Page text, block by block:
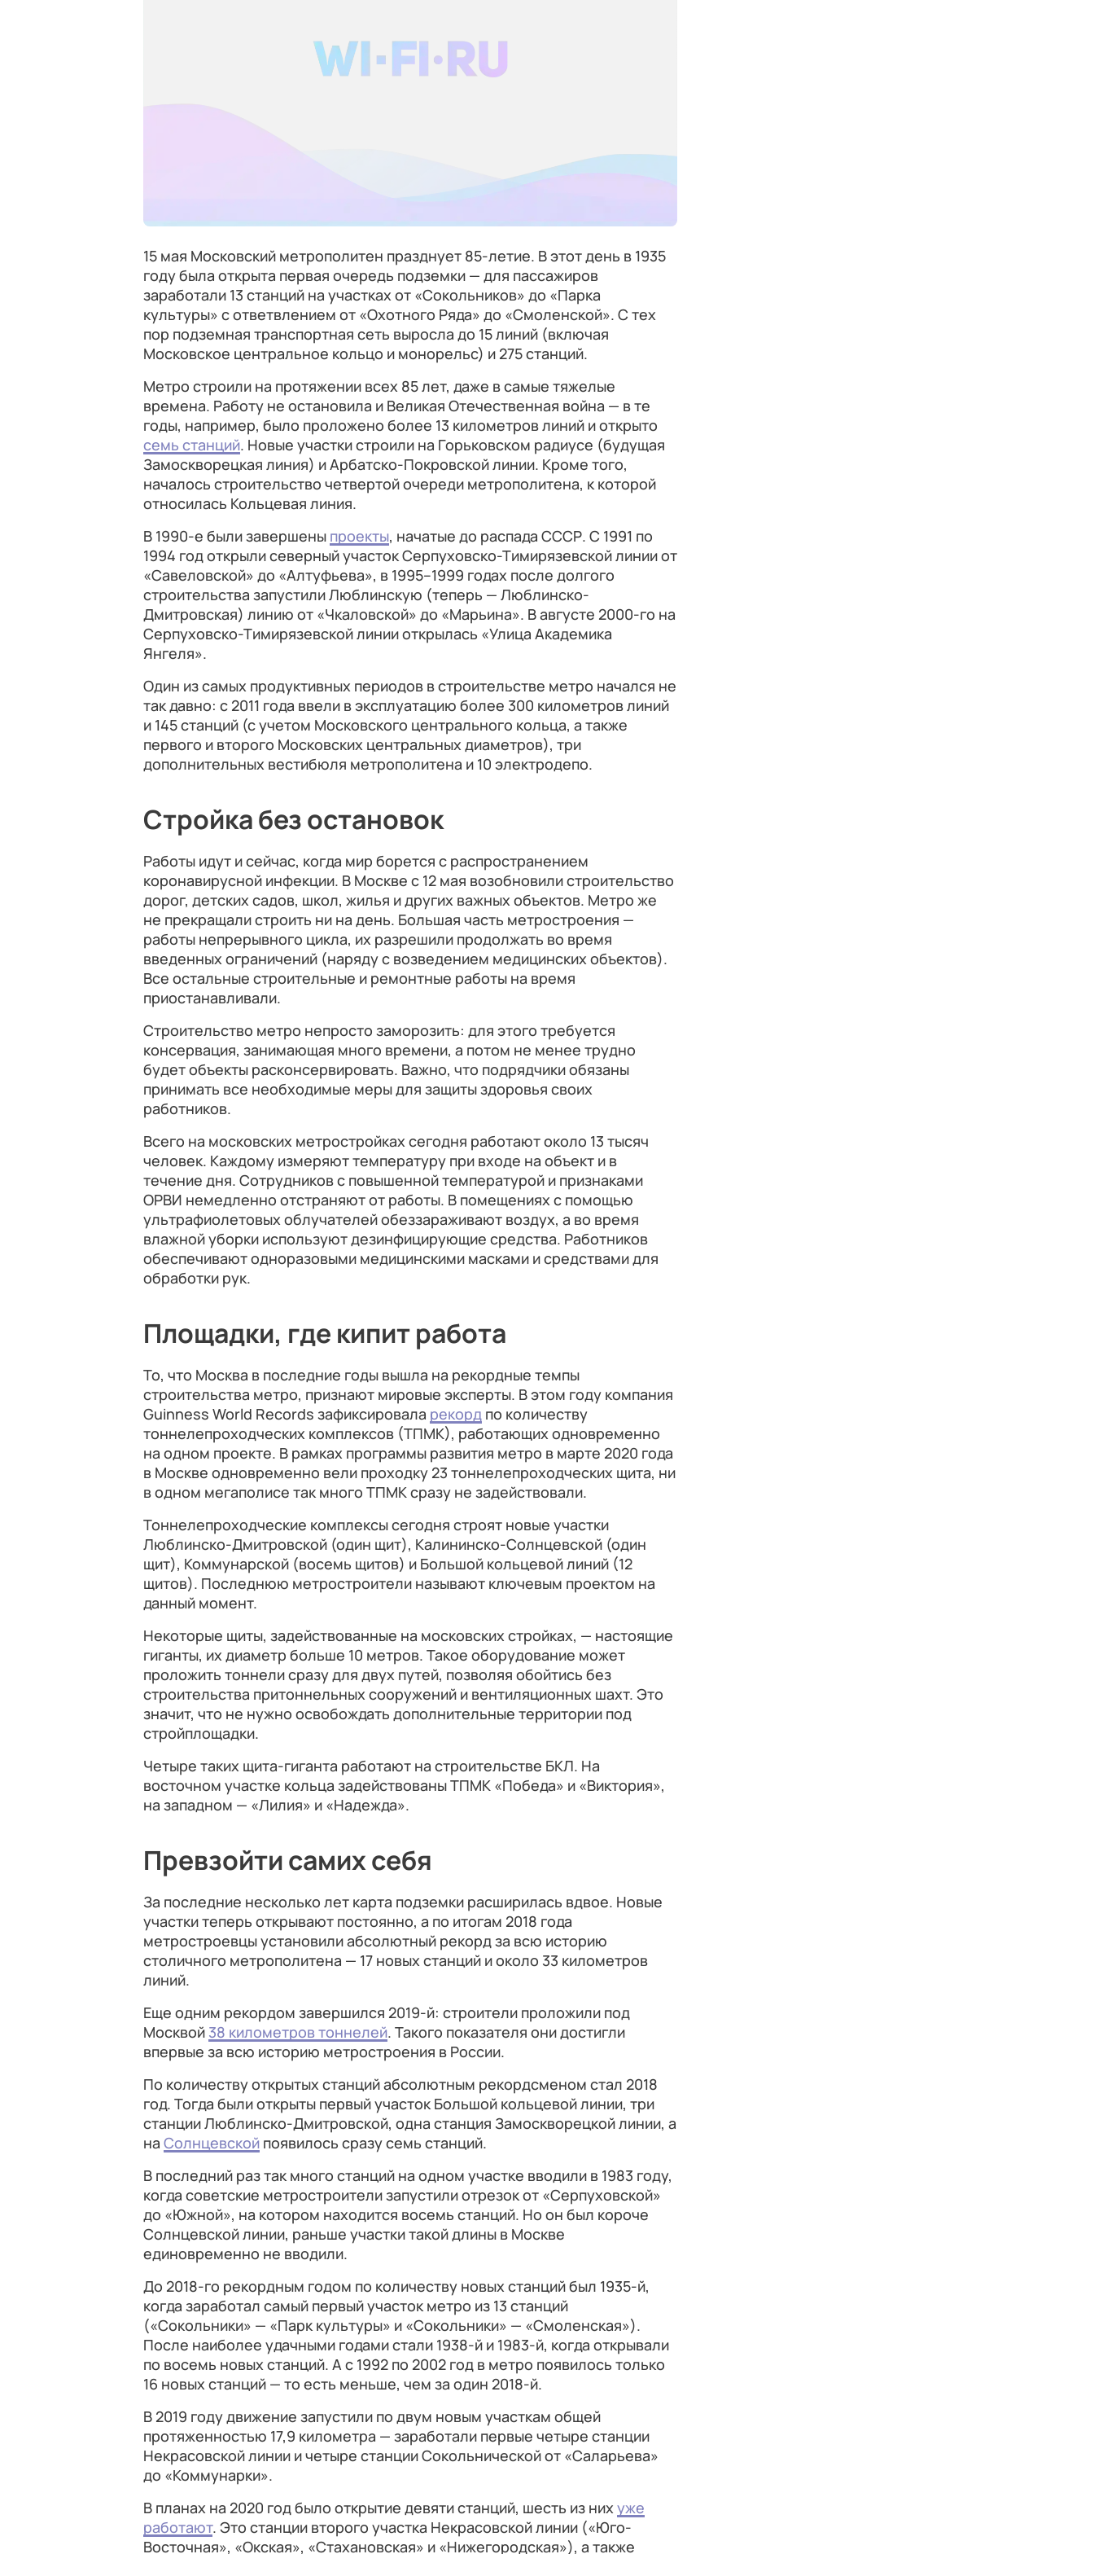
15 мая Московский метрополитен празднует 85-летие. В этот день в 1935
году была открыта первая очередь подземки — для пассажиров
заработали 13 станций на участках от «Сокольников» до «Парка
культуры» с ответвлением от «Охотного Ряда» до «Смоленской». С тех
пор подземная транспортная сеть выросла до 15 линий (включая
Московское центральное кольцо и монорельс) и 275 станций.
Метро строили на протяжении всех 85 лет, даже в самые тяжелые
времена. Работу не остановила и Великая Отечественная война — в те
годы, например, было проложено более 13 километров линий и открыто
семь станций. Новые участки строили на Горьковском радиусе (будущая
Замоскворецкая линия) и Арбатско-Покровской линии. Кроме того,
началось строительство четвертой очереди метрополитена, к которой
относилась Кольцевая линия.
В 1990-е были завершены проекты, начатые до распада СССР. С 1991 по
1994 год открыли северный участок Серпуховско-Тимирязевской линии от
«Савеловской» до «Алтуфьева», в 1995–1999 годах после долгого
строительства запустили Люблинскую (теперь — Люблинско-
Дмитровская) линию от «Чкаловской» до «Марьина». В августе 2000-го на
Серпуховско-Тимирязевской линии открылась «Улица Академика
Янгеля».
Один из самых продуктивных периодов в строительстве метро начался не
так давно: с 2011 года ввели в эксплуатацию более 300 километров линий
и 145 станций (с учетом Московского центрального кольца, а также
первого и второго Московских центральных диаметров), три
дополнительных вестибюля метрополитена и 10 электродепо.
Стройка без остановок
Работы идут и сейчас, когда мир борется с распространением
коронавирусной инфекции. В Москве с 12 мая возобновили строительство
дорог, детских садов, школ, жилья и других важных объектов. Метро же
не прекращали строить ни на день. Большая часть метростроения —
работы непрерывного цикла, их разрешили продолжать во время
введенных ограничений (наряду с возведением медицинских объектов).
Все остальные строительные и ремонтные работы на время
приостанавливали.
Строительство метро непросто заморозить: для этого требуется
консервация, занимающая много времени, а потом не менее трудно
будет объекты расконсервировать. Важно, что подрядчики обязаны
принимать все необходимые меры для защиты здоровья своих
работников.
Всего на московских метростройках сегодня работают около 13 тысяч
человек. Каждому измеряют температуру при входе на объект и в
течение дня. Сотрудников с повышенной температурой и признаками
ОРВИ немедленно отстраняют от работы. В помещениях с помощью
ультрафиолетовых облучателей обеззараживают воздух, а во время
влажной уборки используют дезинфицирующие средства. Работников
обеспечивают одноразовыми медицинскими масками и средствами для
обработки рук.
Площадки, где кипит работа
То, что Москва в последние годы вышла на рекордные темпы
строительства метро, признают мировые эксперты. В этом году компания
Guinness World Records зафиксировала рекорд по количеству
тоннелепроходческих комплексов (ТПМК), работающих одновременно
на одном проекте. В рамках программы развития метро в марте 2020 года
в Москве одновременно вели проходку 23 тоннелепроходческих щита, ни
в одном мегаполисе так много ТПМК сразу не задействовали.
Тоннелепроходческие комплексы сегодня строят новые участки
Люблинско-Дмитровской (один щит), Калининско-Солнцевской (один
щит), Коммунарской (восемь щитов) и Большой кольцевой линий (12
щитов). Последнюю метростроители называют ключевым проектом на
данный момент.
Некоторые щиты, задействованные на московских стройках, — настоящие
гиганты, их диаметр больше 10 метров. Такое оборудование может
проложить тоннели сразу для двух путей, позволяя обойтись без
строительства притоннельных сооружений и вентиляционных шахт. Это
значит, что не нужно освобождать дополнительные территории под
стройплощадки.
Четыре таких щита-гиганта работают на строительстве БКЛ. На
восточном участке кольца задействованы ТПМК «Победа» и «Виктория»,
на западном — «Лилия» и «Надежда».
Превзойти самих себя
За последние несколько лет карта подземки расширилась вдвое. Новые
участки теперь открывают постоянно, а по итогам 2018 года
метростроевцы установили абсолютный рекорд за всю историю
столичного метрополитена — 17 новых станций и около 33 километров
линий.
Еще одним рекордом завершился 2019-й: строители проложили под
Москвой 38 километров тоннелей. Такого показателя они достигли
впервые за всю историю метростроения в России.
По количеству открытых станций абсолютным рекордсменом стал 2018
год. Тогда были открыты первый участок Большой кольцевой линии, три
станции Люблинско-Дмитровской, одна станция Замоскворецкой линии, а
на Солнцевской появилось сразу семь станций.
В последний раз так много станций на одном участке вводили в 1983 году,
когда советские метростроители запустили отрезок от «Серпуховской»
до «Южной», на котором находится восемь станций. Но он был короче
Солнцевской линии, раньше участки такой длины в Москве
единовременно не вводили.
До 2018-го рекордным годом по количеству новых станций был 1935-й,
когда заработал самый первый участок метро из 13 станций
(«Сокольники» — «Парк культуры» и «Сокольники» — «Смоленская»).
После наиболее удачными годами стали 1938-й и 1983-й, когда открывали
по восемь новых станций. А с 1992 по 2002 год в метро появилось только
16 новых станций — то есть меньше, чем за один 2018-й.
В 2019 году движение запустили по двум новым участкам общей
протяженностью 17,9 километра — заработали первые четыре станции
Некрасовской линии и четыре станции Сокольнической от «Саларьева»
до «Коммунарки».
В планах на 2020 год было открытие девяти станций, шесть из нихуже
работают. Это станции второго участка Некрасовской линии («Юго-
Восточная», «Окская», «Стахановская» и «Нижегородская»), а также